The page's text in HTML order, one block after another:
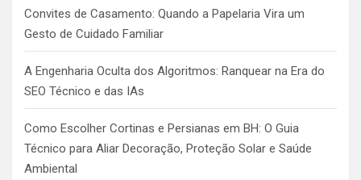
Convites de Casamento: Quando a Papelaria Vira um
Gesto de Cuidado Familiar
A Engenharia Oculta dos Algoritmos: Ranquear na Era do
SEO Técnico e das IAs
Como Escolher Cortinas e Persianas em BH: O Guia
Técnico para Aliar Decoração, Proteção Solar e Saúde
Ambiental